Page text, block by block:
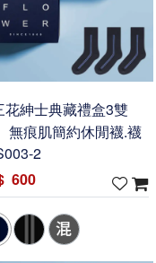
花紳士典藏禮盒3雙
無痕肌簡約休閒襪.襪
2
600